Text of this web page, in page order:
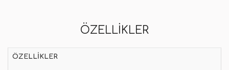
ÖZELLIKLER
ÖZELLIKLER